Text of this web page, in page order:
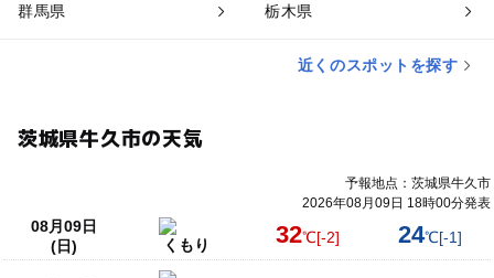
群馬県 栃木県
近くのスポットを探す
茨城県牛久市の天気
予報地点：茨城県牛久市
2026年08月09日 18時00分発表
08月09日
(日)
くもり 32℃[-2] 24℃[-1]